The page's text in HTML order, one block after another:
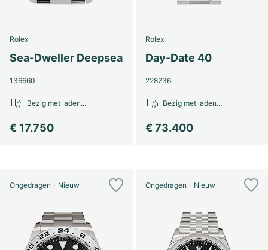
Rolex
Sea-Dweller Deepsea
136660
€ 17.750
Bezig met laden...
Rolex
Day-Date 40
228236
€ 73.400
Bezig met laden...
Ongedragen - Nieuw Ongedragen - Nieuw